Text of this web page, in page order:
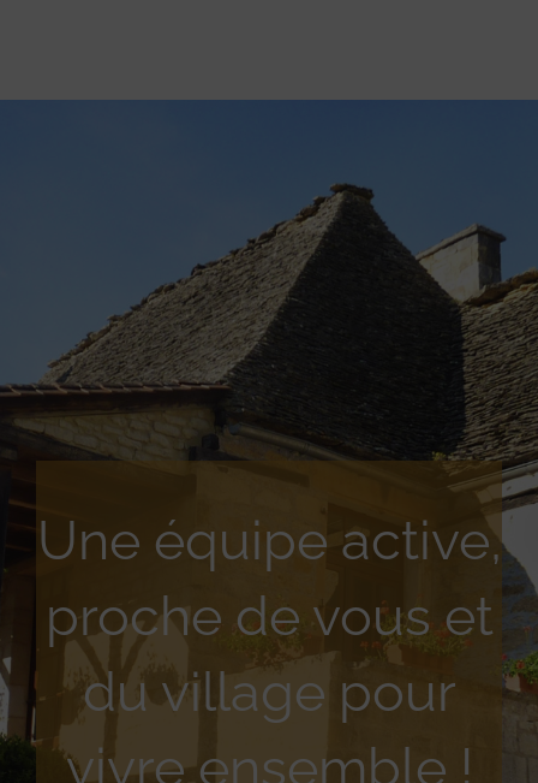
Une équipe active,
proche de vous et
du village pour
vivre ensemble !